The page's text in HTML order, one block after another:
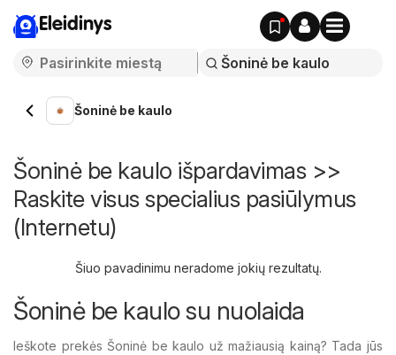
Eleidinys
Šoninė be kaulo
Šoninė be kaulo išpardavimas >>
Raskite visus specialius pasiūlymus
(Internetu)
Šiuo pavadinimu neradome jokių rezultatų.
Šoninė be kaulo su nuolaida
Ieškote prekės Šoninė be kaulo už mažiausią kainą? Tada jūs